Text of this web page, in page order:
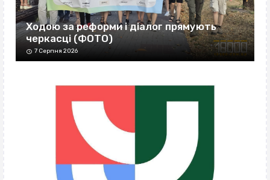
Ходою за реформи і діалог прямують
черкасці (ФОТО)
7 Серпня 2026